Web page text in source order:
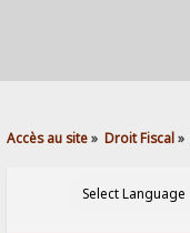
Accès au site» Droit Fiscal»